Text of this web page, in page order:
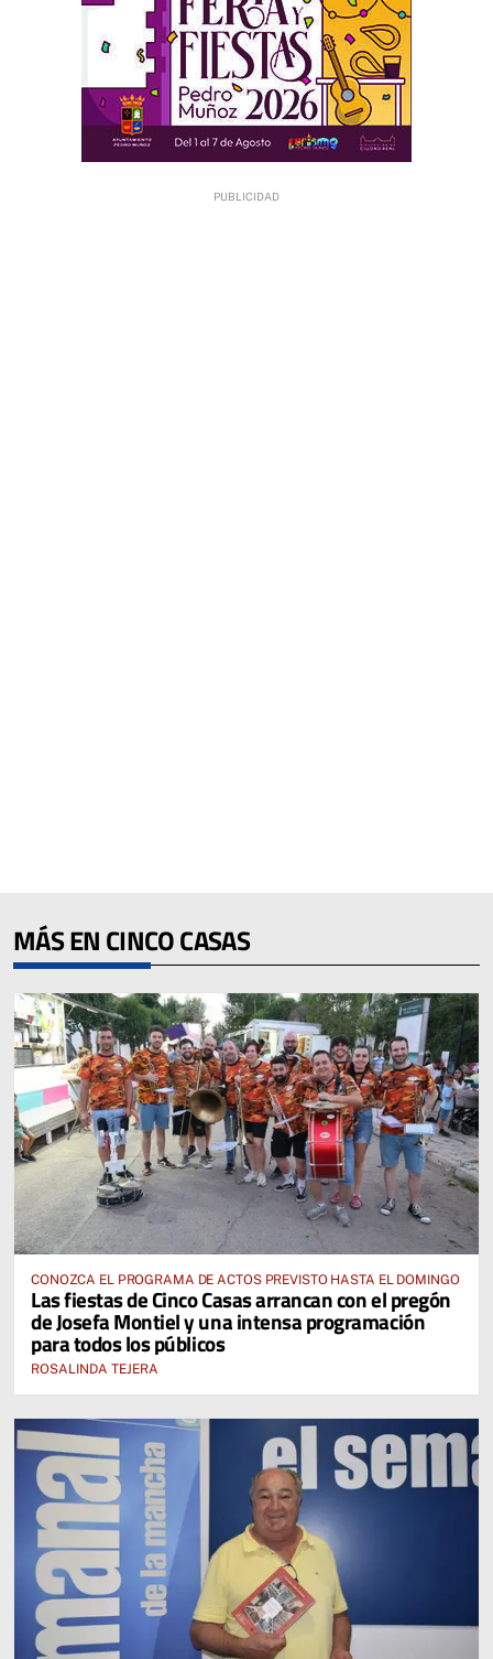
MÁS EN CINCO CASAS
CONOZCA EL PROGRAMA DE ACTOS PREVISTO HASTA EL DOMINGO
Las fiestas de Cinco Casas arrancan con el pregón
de Josefa Montiel y una intensa programación
para todos los públicos
ROSALINDA TEJERA